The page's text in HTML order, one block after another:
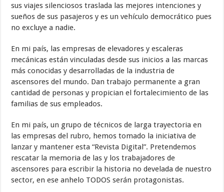
sus viajes silenciosos traslada las mejores intenciones y
sueños de sus pasajeros y es un vehículo democrático pues
no excluye a nadie.
En mi país, las empresas de elevadores y escaleras
mecánicas están vinculadas desde sus inicios a las marcas
más conocidas y desarrolladas de la industria de
ascensores del mundo. Dan trabajo permanente a gran
cantidad de personas y propician el fortalecimiento de las
familias de sus empleados.
En mi país, un grupo de técnicos de larga trayectoria en
las empresas del rubro, hemos tomado la iniciativa de
lanzar y mantener esta “Revista Digital”. Pretendemos
rescatar la memoria de las y los trabajadores de
ascensores para escribir la historia no develada de nuestro
sector, en ese anhelo TODOS serán protagonistas.